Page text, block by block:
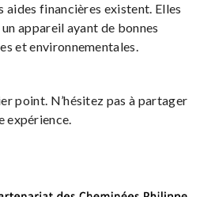
aides financières existent. Elles
appareil ayant de bonnes
et environnementales.
point. N’hésitez pas à partager
expérience.